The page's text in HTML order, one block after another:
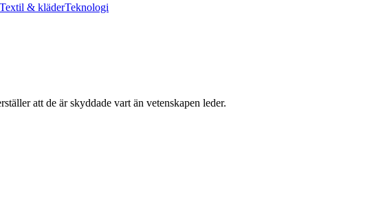
Textil & kläderTeknologi
att de är skyddade vart än vetenskapen leder.